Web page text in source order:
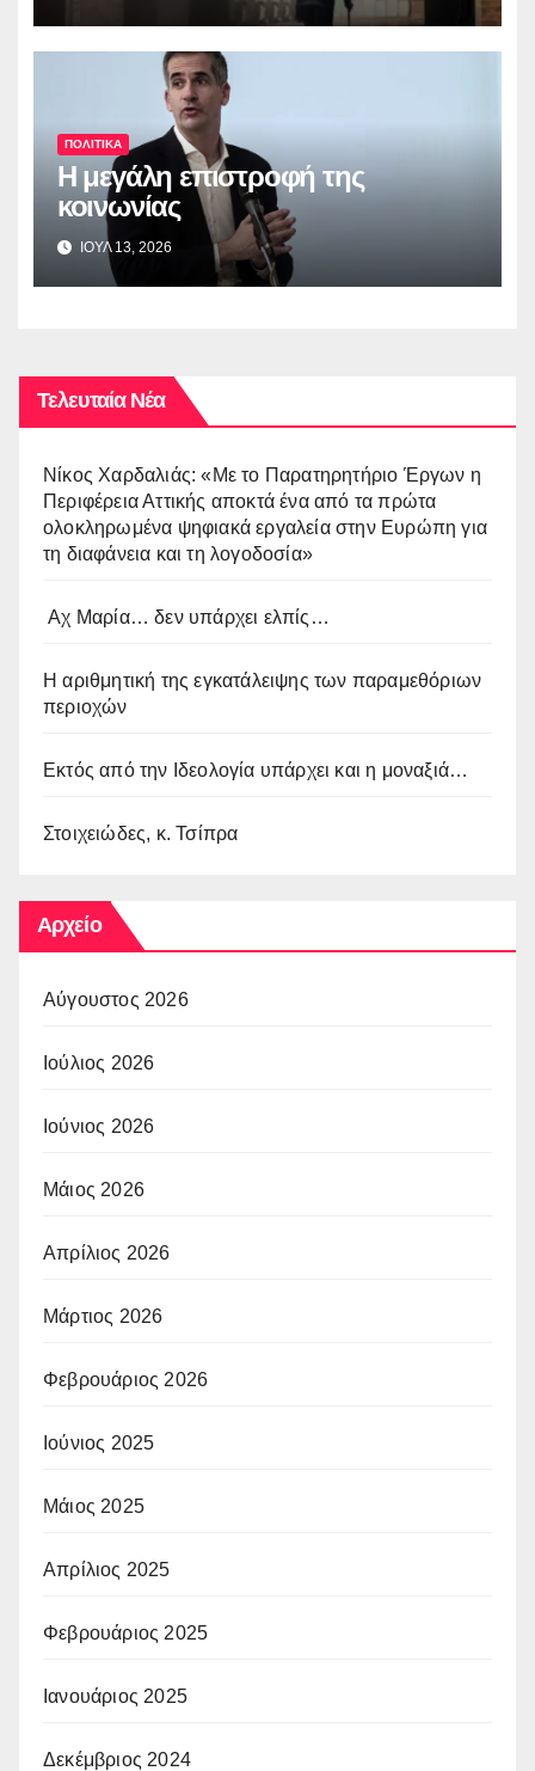
ΠΟΛΙΤΙΚΑ
Η μεγάλη επιστροφή της
κοινωνίας
ΙΟΥΛ 13, 2026
Τελευταία Νέα
Νίκος Χαρδαλιάς: «Με το Παρατηρητήριο Έργων η
Περιφέρεια Αττικής αποκτά ένα από τα πρώτα
ολοκληρωμένα ψηφιακά εργαλεία στην Ευρώπη για
τη διαφάνεια και τη λογοδοσία»
Αχ Μαρία… δεν υπάρχει ελπίς…
Η αριθμητική της εγκατάλειψης των παραμεθόριων
περιοχών
Εκτός από την Ιδεολογία υπάρχει και η μοναξιά…
Στοιχειώδες, κ. Τσίπρα
Αρχείο
Αύγουστος 2026
Ιούλιος 2026
Ιούνιος 2026
Μάιος 2026
Απρίλιος 2026
Μάρτιος 2026
Φεβρουάριος 2026
Ιούνιος 2025
Μάιος 2025
Απρίλιος 2025
Φεβρουάριος 2025
Ιανουάριος 2025
Δεκέμβριος 2024